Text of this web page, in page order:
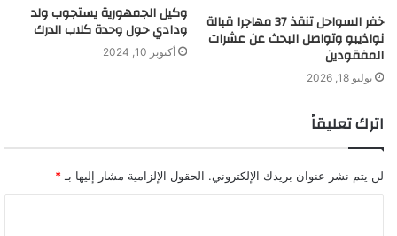
خفر السواحل تنقذ 37 مهاجرا قبالة
نواذيبو وتواصل البحث عن عشرات
المفقودين
يوليو 18, 2026
وكيل الجمهورية يستجوب ولد
ودادي حول وحدة كلاب الدرك
أكتوبر 10, 2024
اترك تعليقاً
لن يتم نشر عنوان بريدك الإلكتروني. الحقول الإلزامية مشار إليها بـ *